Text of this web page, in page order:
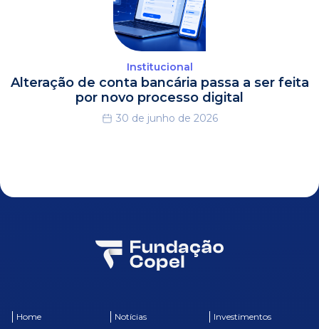
Institucional
Alteração de conta bancária passa a ser feita
por novo processo digital
30 de junho de 2026
Home Notícias Investimentos